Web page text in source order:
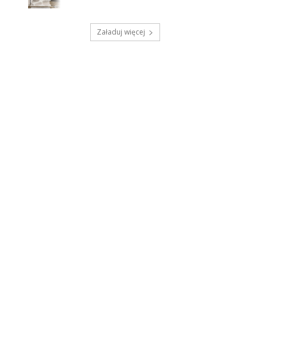
Załaduj więcej